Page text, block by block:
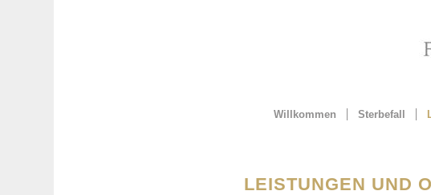
Willkommen Sterbefall
LEISTUNGEN UND